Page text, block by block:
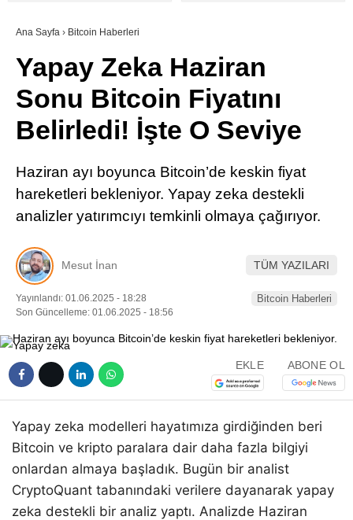
Youtube
TikTok
Pinterest
LinkedIn
SÖZLÜK
Ana Sayfa › Bitcoin Haberleri
Yapay Zeka Haziran
Sonu Bitcoin Fiyatını
Belirledi! İşte O Seviye
Haziran ayı boyunca Bitcoin’de keskin fiyat
hareketleri bekleniyor. Yapay zeka destekli
analizler yatırımcıyı temkinli olmaya çağırıyor.
Mesut İnan TÜM YAZILARI
Yayınlandı: 01.06.2025 - 18:28
Son Güncelleme: 01.06.2025 - 18:56
Bitcoin Haberleri
EKLE ABONE OL
Yapay zeka modelleri hayatımıza girdiğinden beri
Bitcoin ve kripto paralara dair daha fazla bilgiyi
onlardan almaya başladık. Bugün bir analist
CryptoQuant tabanındaki verilere dayanarak yapay
zeka destekli bir analiz yaptı. Analizde Haziran